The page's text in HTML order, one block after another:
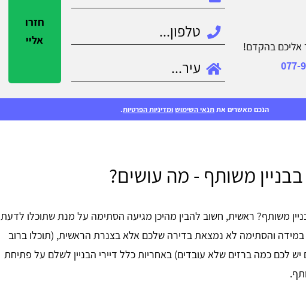
אליכם בהקדם!
077-
חזרו
אליי
הנכם מאשרים אתתנאי השימושומדיניות הפרטיות.
משותף - מה עושים?
משותף? ראשית, חשוב להבין מהיכן מגיעה הסתימה על מנת שתוכלו לדעת
במידה והסתימה לא נמצאת בדירה שלכם אלא בצנרת הראשית, (תוכלו ברוב
לכם כמה ברזים שלא עובדים) באחריות כלל דיירי הבניין לשלם על פתיחת